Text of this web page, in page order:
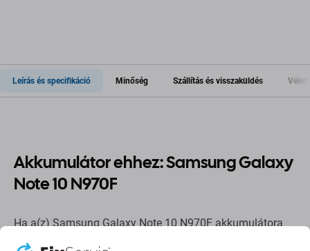
Leírás és specifikáció Minőség Szállítás és visszaküldés
Akkumulátor ehhez: Samsung Galaxy
Note 10 N970F
Ha a(z) Samsung Galaxy Note 10 N970F akkumulátora
felfújt vagy elvesztette a kapacitását, ki kell cserélni.